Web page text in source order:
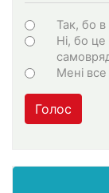
Варіанти
Так, бо в
Ні, бо
Мені
Голос